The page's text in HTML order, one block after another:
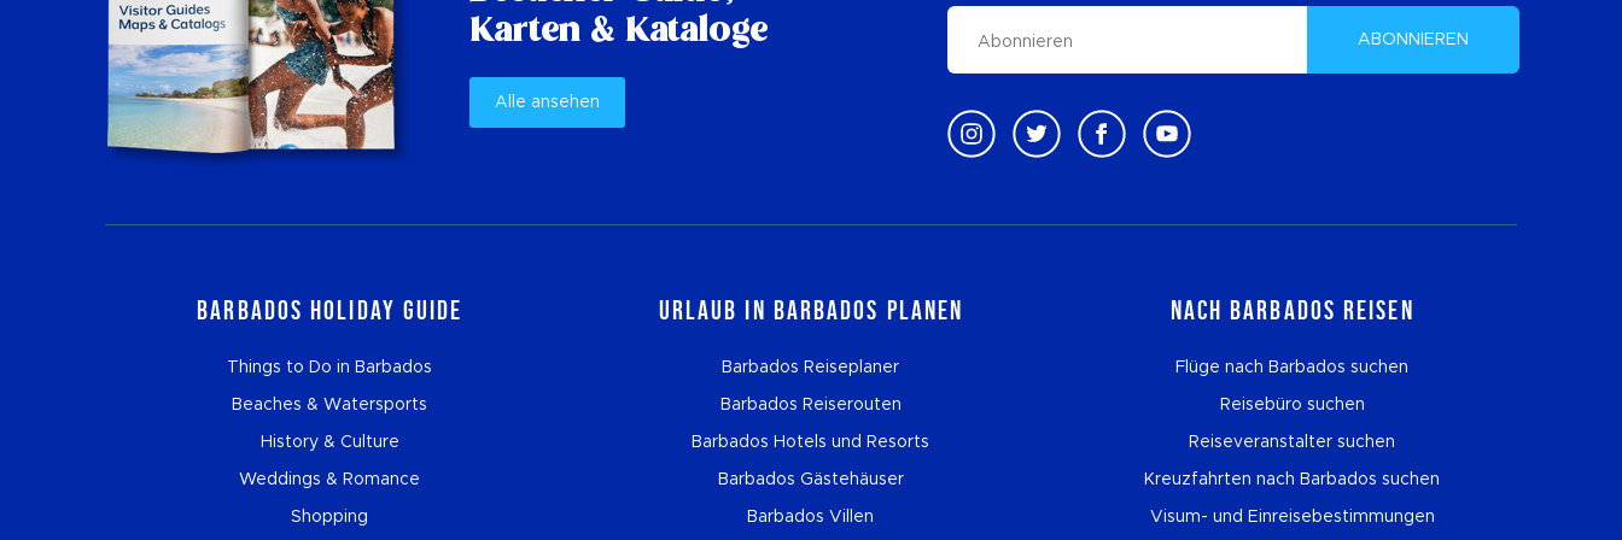
Karten & Kataloge
Alle ansehen
ABONNIEREN
Barbados Holiday Guide
Things to Do in Barbados
Beaches & Watersports
History & Culture
Weddings & Romance
Shopping
Urlaub in Barbados planen
Barbados Reiseplaner
Barbados Reiserouten
Barbados Hotels und Resorts
Barbados Gästehäuser
Barbados Villen
Nach Barbados reisen
Flüge nach Barbados suchen
Reisebüro suchen
Reiseveranstalter suchen
Kreuzfahrten nach Barbados suchen
Visum- und Einreisebestimmungen